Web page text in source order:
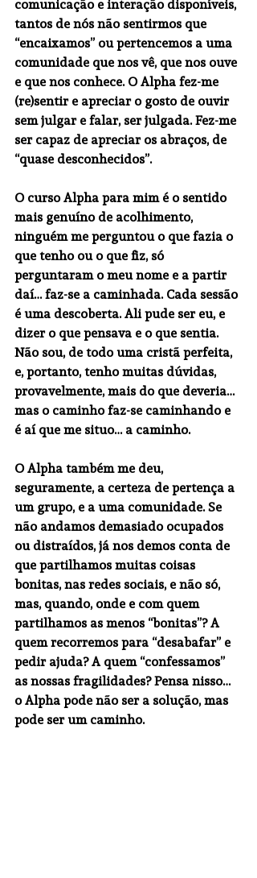
tantos de nós não sentirmos que
“encaixamos” ou pertencemos a uma
comunidade que nos vê, que nos ouve
e que nos conhece. O Alpha fez-me
(re)sentir e apreciar o gosto de ouvir
sem julgar e falar, ser julgada. Fez-me
ser capaz de apreciar os abraços, de
“quase desconhecidos”.
O curso Alpha para mim é o sentido
mais genuíno de acolhimento,
ninguém me perguntou o que fazia o
que tenho ou o que fiz, só
perguntaram o meu nome e a partir
daí… faz-se a caminhada. Cada sessão
é uma descoberta. Ali pude ser eu, e
dizer o que pensava e o que sentia.
Não sou, de todo uma cristã perfeita,
e, portanto, tenho muitas dúvidas,
provavelmente, mais do que deveria…
mas o caminho faz-se caminhando e
é aí que me situo… a caminho.
O Alpha também me deu,
seguramente, a certeza de pertença a
um grupo, e a uma comunidade. Se
não andamos demasiado ocupados
ou distraídos, já nos demos conta de
que partilhamos muitas coisas
bonitas, nas redes sociais, e não só,
mas, quando, onde e com quem
partilhamos as menos “bonitas”? A
quem recorremos para “desabafar” e
pedir ajuda? A quem “confessamos”
as nossas fragilidades? Pensa nisso…
o Alpha pode não ser a solução, mas
pode ser um caminho.